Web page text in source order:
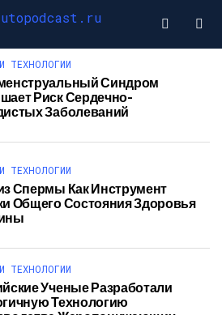
ТЕХНОЛОГИИ
Синдром
Риск Сердечно-
Заболеваний
ТЕХНОЛОГИИ
Спермы Как Инструмент
Общего Состояния Здоровья
ТЕХНОЛОГИИ
Ученые Разработали
Технологию